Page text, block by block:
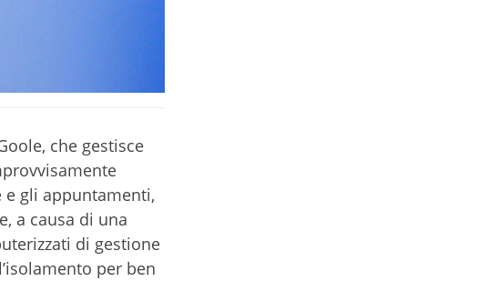
che gestisce
gli appuntamenti,
a causa di una
di gestione
per ben